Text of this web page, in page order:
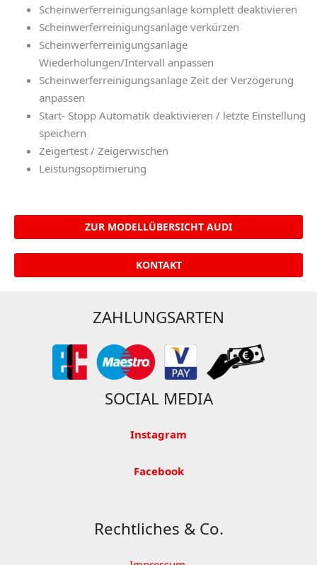
Scheinwerferreinigungsanlage komplett deaktivieren
Scheinwerferreinigungsanlage verkürzen
Scheinwerferreinigungsanlage
Wiederholungen/Intervall anpassen
Scheinwerferreinigungsanlage Zeit der Verzögerung
anpassen
Start- Stopp Automatik deaktivieren / letzte Einstellung
speichern
Zeigertest / Zeigerwischen
Leistungsoptimierung
ZUR MODELLÜBERSICHT AUDI
KONTAKT
ZAHLUNGSARTEN
SOCIAL MEDIA
Instagram
Facebook
Rechtliches & Co.